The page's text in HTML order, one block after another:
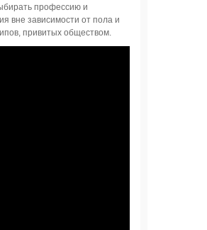
профессию и
вне зависимости от пола и
привитых обществом.